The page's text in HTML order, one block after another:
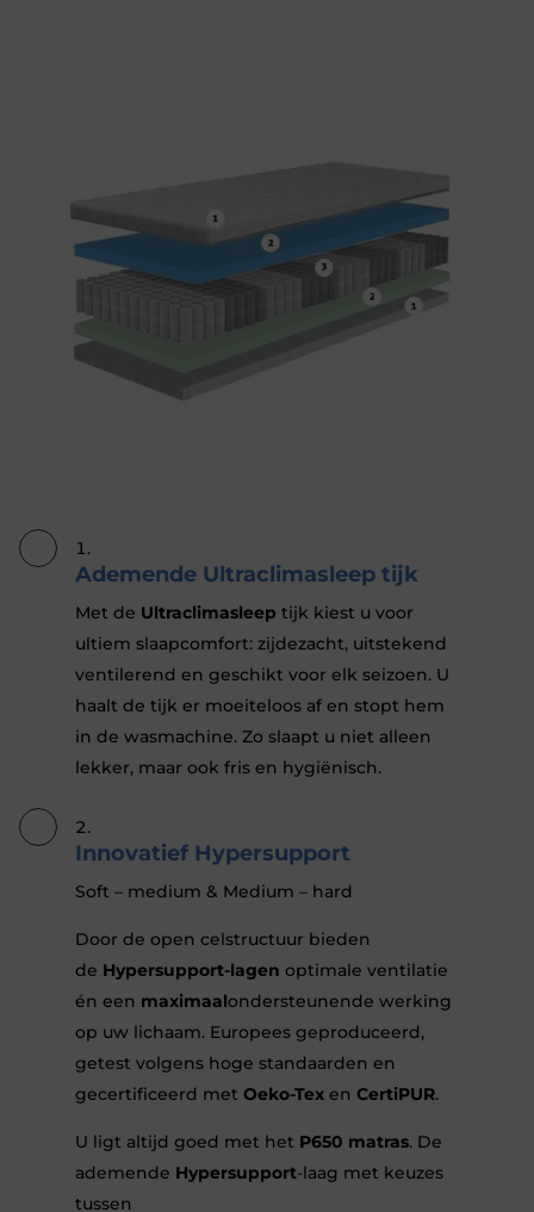
Ademende Ultraclimasleep tijk
Met de Ultraclimasleep tijk kiest u voor
ultiem slaapcomfort: zijdezacht, uitstekend
ventilerend en geschikt voor elk seizoen. U
haalt de tijk er moeiteloos af en stopt hem
in de wasmachine. Zo slaapt u niet alleen
lekker, maar ook fris en hygiënisch.
Innovatief Hypersupport
Soft – medium & Medium – hard
Door de open celstructuur bieden
de Hypersupport-lagen optimale ventilatie
én een maximaalondersteunende werking
op uw lichaam. Europees geproduceerd,
getest volgens hoge standaarden en
gecertificeerd metOeko-Tex enCertiPUR.
U ligt altijd goed met het P650 matras. De
ademende Hypersupport-laag met keuzes
tussen